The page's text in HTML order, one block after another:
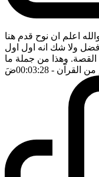
اعلم ان نوح قدم هنا
ولا شك انه اول اول
وهذا من جملة ما
من القرآن - 00:03:28 ضَ